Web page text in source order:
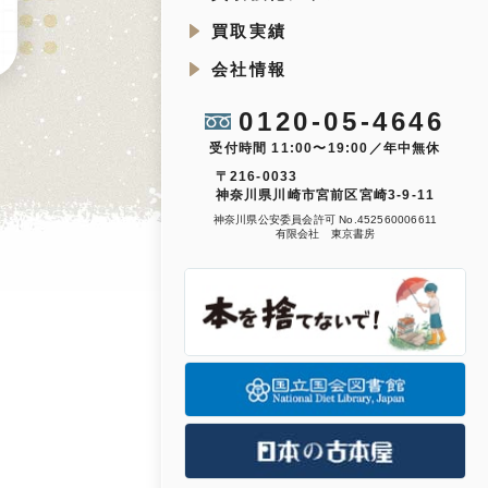
買取実績
会社情報
0120-05-4646
受付時間 11:00〜19:00／年中無休
〒216-0033
神奈川県川崎市宮前区宮崎3-9-11
神奈川県公安委員会許可 No.452560006611
有限会社 東京書房